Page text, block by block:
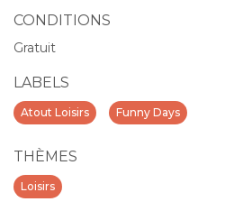
CONDITIONS
Gratuit
LABELS
Atout Loisirs Funny Days
THÈMES
Loisirs